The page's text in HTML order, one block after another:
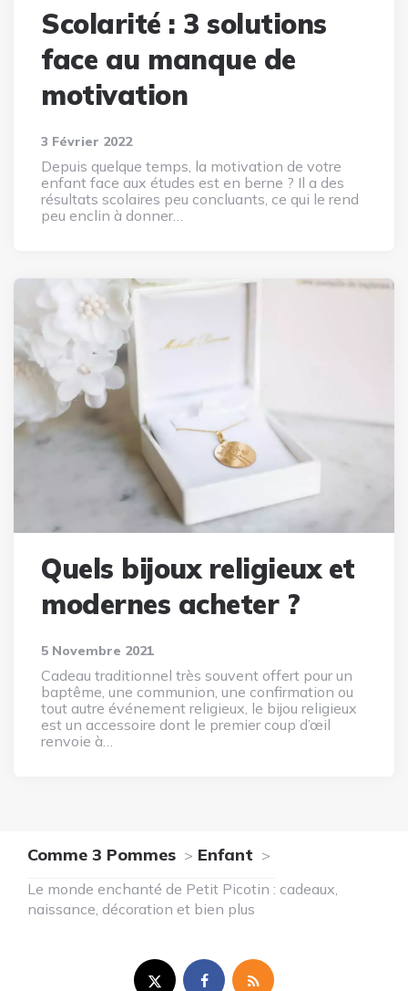
Scolarité : 3 solutions
face au manque de
motivation
3 Février 2022
Depuis quelque temps, la motivation de votre
enfant face aux études est en berne ? Il a des
résultats scolaires peu concluants, ce qui le rend
peu enclin à donner…
Quels bijoux religieux et
modernes acheter ?
5 Novembre 2021
Cadeau traditionnel très souvent offert pour un
baptême, une communion, une confirmation ou
tout autre événement religieux, le bijou religieux
est un accessoire dont le premier coup d’œil
renvoie à…
Comme 3 Pommes Enfant
Le monde enchanté de Petit Picotin : cadeaux,
naissance, décoration et bien plus